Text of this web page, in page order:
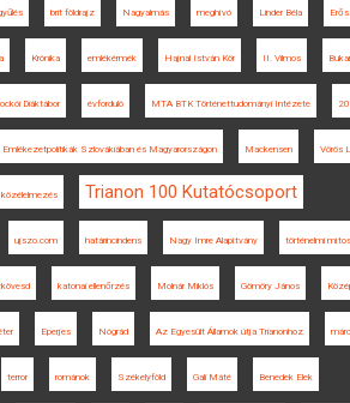
brit földrajz Nagyalmás meghívó Linder Béla
Krónika emlékérmék Hajnal István Kör II. Vilmos
Diáktábor évforduló MTA BTK Történettudományi Intézete
Szlovákiában és Magyarországon Mackensen Vörös
közélelmezés Trianon 100 Kutatócsoport
ujszo.com határincindens Nagy Imre Alapítvány történelmi
katonai ellenőrzés Molnár Miklós Gömöry János
Eperjes Nógrád Az Egyesült Államok útja Trianonhoz
terror románok Székelyföld Gali Máté Benedek Elek